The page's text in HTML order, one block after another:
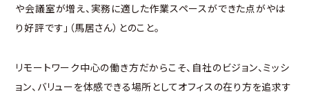
や会議室が増え、実務に適した作業スペースができた点がやは
り好評です」（馬居さん）とのこと。
リモートワーク中心の働き方だからこそ、自社のビジョン、ミッシ
ョン、バリューを体感できる場所としてオフィスの在り方を追求す